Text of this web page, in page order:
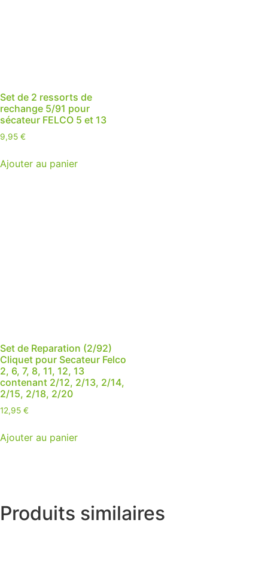
Set de 2 ressorts de
rechange 5/91 pour
sécateur FELCO 5 et 13
9,95 €
Ajouter au panier
Set de Reparation (2/92)
Cliquet pour Secateur Felco
2, 6, 7, 8, 11, 12, 13
contenant 2/12, 2/13, 2/14,
2/15, 2/18, 2/20
12,95 €
Ajouter au panier
Produits similaires